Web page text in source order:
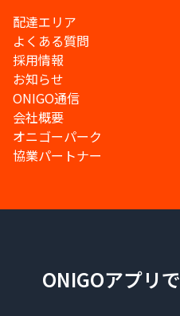
配達エリア
よくある質問
採用情報
お知らせ
ONIGO通信
会社概要
オニゴーパーク
協業パートナー
ONIGOアプリ